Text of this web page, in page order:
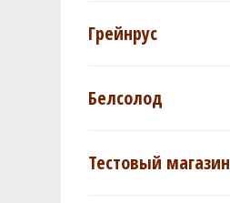
Грейнрус
Белсолод
Тестовый магазин